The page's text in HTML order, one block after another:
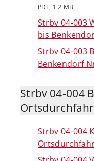
PDF, 1.2 MB
Strbv 04-003
bis
Strbv 04-003
Benkendorf
Strbv 04-004
Strbv 04-004